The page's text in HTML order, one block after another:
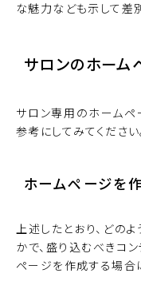
な魅力なども示して差
サロンのホーム
サロン専用のホーム
参考にしてみてくださ
ホームページを
上述したとおり、どの
かで、盛り込むべきコ
ページを作成する場合